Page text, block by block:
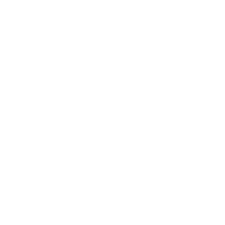
перенос на
сети «Палитра» при
не хотите), мы окажем
для
для осуществления